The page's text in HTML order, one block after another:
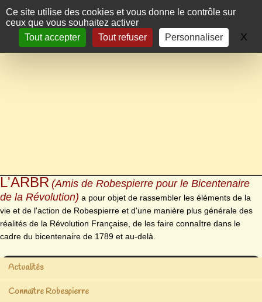
Panneau de gestion des cookies
Ce site utilise des cookies et vous donne le contrôle sur
ceux que vous souhaitez activer
Tout accepter
Tout refuser Personnaliser X
L'ARBR (Amis de Robespierre pour le Bicentenaire
de la Révolution) a pour objet de rassembler les éléments de la
vie et de l'action de Robespierre et d'une manière plus générale des
réalités de la Révolution Française, de les faire connaître dans le
cadre du bicentenaire de 1789 et au-delà.
Actualités
Connaître Robespierre